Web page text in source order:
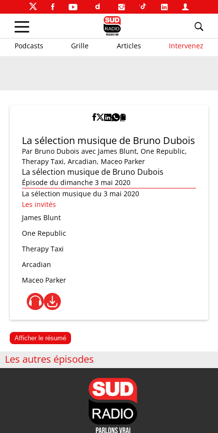
Podcasts Grille Articles Intervenez
La sélection musique de Bruno Dubois
Par Bruno Dubois avec James Blunt, One Republic,
Therapy Taxi, Arcadian, Maceo Parker
La sélection musique de Bruno Dubois
Épisode du dimanche 3 mai 2020
La sélection musique du 3 mai 2020
Les invités
James Blunt
One Republic
Therapy Taxi
Arcadian
Maceo Parker
Afficher le résumé
Les autres épisodes